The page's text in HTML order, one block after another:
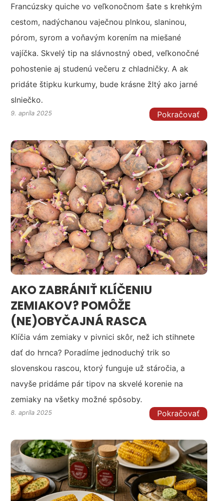
9. apríla 2025
Francúzsky quiche vo veľkonočnom šate s krehkým
cestom, nadýchanou vaječnou plnkou, slaninou,
pórom, syrom a voňavým korením na miešané
vajíčka. Skvelý tip na slávnostný obed, veľkonočné
pohostenie aj studenú večeru z chladničky. A ak
pridáte štipku kurkumy, bude krásne žltý ako jarné
slniečko.
Pokračovať
8. apríla 2025
AKO ZABRÁNIŤ KLÍČENIU
ZEMIAKOV? POMÔŽE
(NE)OBYČAJNÁ RASCA
Klíčia vám zemiaky v pivnici skôr, než ich stihnete
dať do hrnca? Poradíme jednoduchý trik so
slovenskou rascou, ktorý funguje už stáročia, a
navyše pridáme pár tipov na skvelé korenie na
zemiaky na všetky možné spôsoby.
Pokračovať